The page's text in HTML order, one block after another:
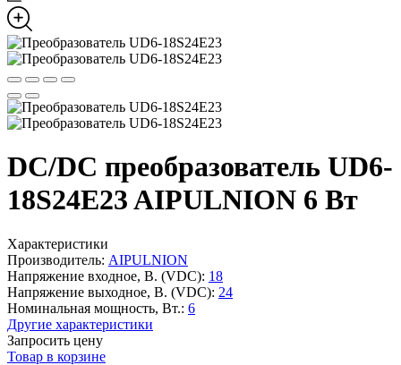
DC/DC преобразователь UD6-
18S24E23 AIPULNION 6 Вт
Характеристики
Производитель: AIPULNION
Напряжение входное, В. (VDC): 18
Напряжение выходное, В. (VDC): 24
Номинальная мощность, Вт.: 6
Другие характеристики
Запросить цену
Товар в корзине